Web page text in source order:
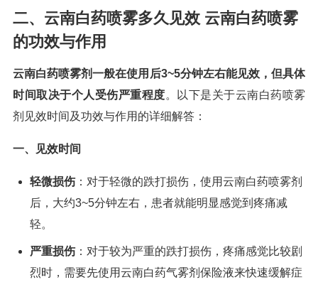
二、云南白药喷雾多久见效 云南白药喷雾
的功效与作用
云南白药喷雾剂一般在使用后3~5分钟左右能见效，但具体
时间取决于个人受伤严重程度。以下是关于云南白药喷雾
剂见效时间及功效与作用的详细解答：
一、见效时间
轻微损伤 ：对于轻微的跌打损伤，使用云南白药喷雾剂
后，大约3~5分钟左右，患者就能明显感觉到疼痛减
轻。
严重损伤 ：对于较为严重的跌打损伤，疼痛感觉比较剧
烈时，需要先使用云南白药气雾剂保险液来快速缓解症